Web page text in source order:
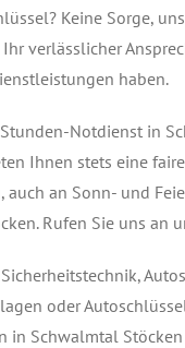
Keine Sorge,
verlässlicher
haben.
Notdienst in
Ihnen stets eine
an Sonn- und
Rufen Sie uns an
oder
in Schwalmtal